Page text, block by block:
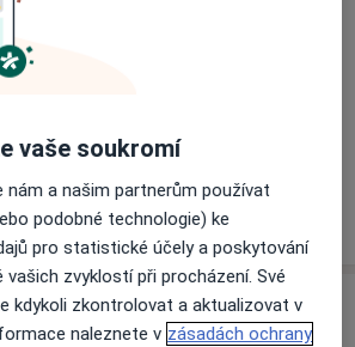
situaci udělat?
návštěvy)
Víceo adrese
vaše soukromí
nám a našim partnerům používat
podobné technologie) ke
pro statistické účely a poskytování
vašich zvyklostí při procházení. Své
kdykoli zkontrolovat a aktualizovat v
naleznete v zásadách ochrany